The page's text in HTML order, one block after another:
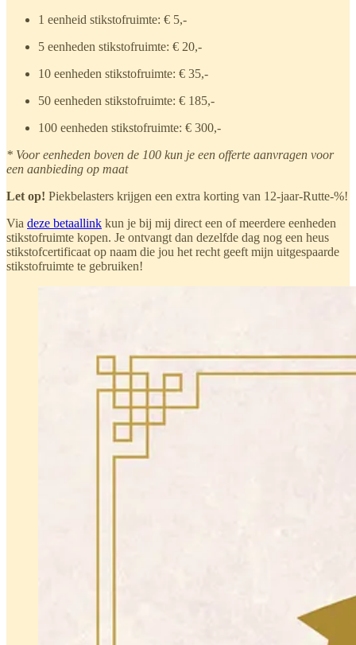
1 eenheid stikstofruimte: € 5,-
5 eenheden stikstofruimte: € 20,-
10 eenheden stikstofruimte: € 35,-
50 eenheden stikstofruimte: € 185,-
100 eenheden stikstofruimte: € 300,-
* Voor eenheden boven de 100 kun je een offerte aanvragen voor
een aanbieding op maat
Let op! Piekbelasters krijgen een extra korting van 12-jaar-Rutte-%!
Via deze betaallink kun je bij mij direct een of meerdere eenheden
stikstofruimte kopen. Je ontvangt dan dezelfde dag nog een heus
stikstofcertificaat op naam die jou het recht geeft mijn uitgespaarde
stikstofruimte te gebruiken!